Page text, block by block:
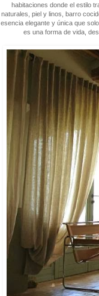
habitaciones donde el estilo
naturales, piel y linos, barro
esencia elegante y única que
es una forma de vida,